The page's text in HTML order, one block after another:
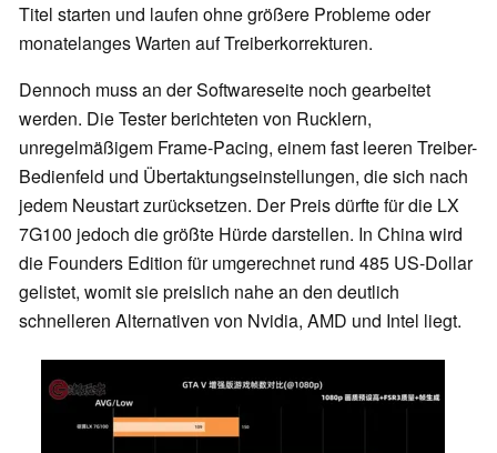
Titel starten und laufen ohne größere Probleme oder
monatelanges Warten auf Treiberkorrekturen.
Dennoch muss an der Softwareseite noch gearbeitet
werden. Die Tester berichteten von Rucklern,
unregelmäßigem Frame-Pacing, einem fast leeren Treiber-
Bedienfeld und Übertaktungseinstellungen, die sich nach
jedem Neustart zurücksetzen. Der Preis dürfte für die LX
7G100 jedoch die größte Hürde darstellen. In China wird
die Founders Edition für umgerechnet rund 485 US-Dollar
gelistet, womit sie preislich nahe an den deutlich
schnelleren Alternativen von Nvidia, AMD und Intel liegt.